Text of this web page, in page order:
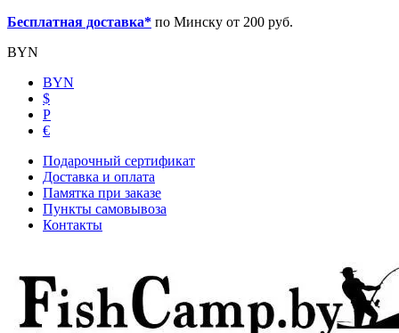
Бесплатная доставка* по Минску от 200 руб.
BYN
BYN
$
Р
€
Подарочный сертификат
Доставка и оплата
Памятка при заказе
Пункты самовывоза
Контакты